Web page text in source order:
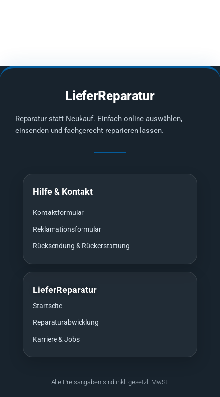
LieferReparatur
Reparatur statt Neukauf. Einfach online auswählen,
einsenden und fachgerecht reparieren lassen.
Hilfe & Kontakt
Kontaktformular
Reklamationsformular
Rücksendung & Rückerstattung
LieferReparatur
Startseite
Reparaturabwicklung
Karriere & Jobs
Alle Preisangaben sind inkl. gesetzl. MwSt.